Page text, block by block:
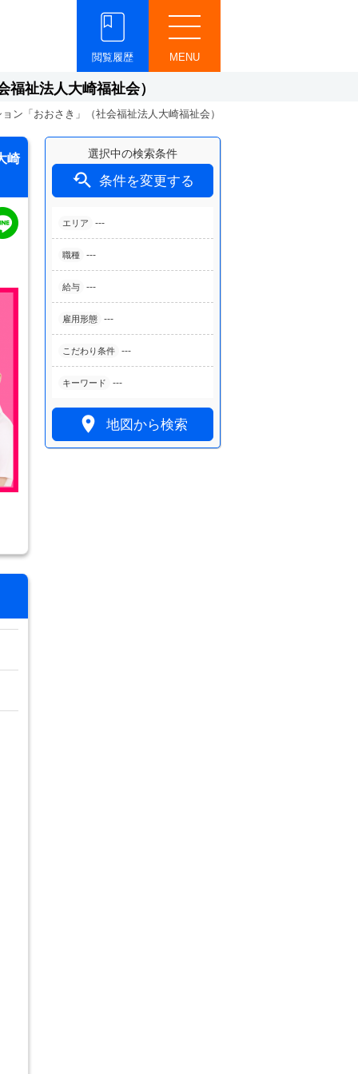
MENU
閲覧履歴
祉法人大崎福祉会）
ン「おおさき」（社会福祉法人大崎福祉会）
選択中の検索条件
 条件を変更する
エリア ---
職種 ---
給与 ---
雇用形態 ---
こだわり条件 ---
キーワード ---
 地図から検索
崎